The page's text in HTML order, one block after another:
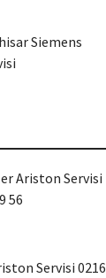
Siemens
Ariston Servisi
56
Servisi 0216